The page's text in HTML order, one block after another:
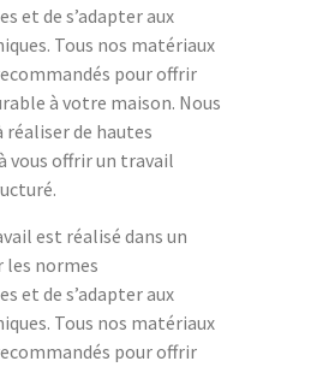
et de s’adapter aux
Tous nos matériaux
pour offrir
à votre maison. Nous
réaliser de hautes
vous offrir un travail
est réalisé dans un
les normes
et de s’adapter aux
Tous nos matériaux
pour offrir